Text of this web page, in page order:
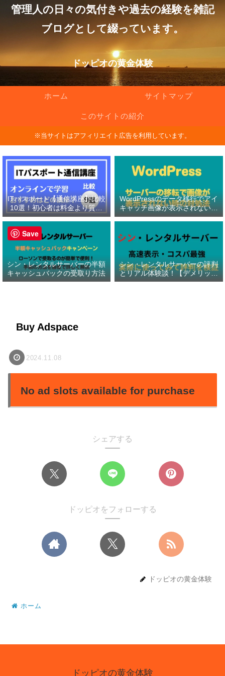
管理人の日々の気付きや過去の経験を雑記
ブログとして綴っています。
ドッピオの黄金体験
ホーム サイトマップ
このサイトの紹介
※当サイトはアフィリエイト広告を利用しています。
ITパスポート【通信講座】比較
10選！初心者は料金より質問
対応の有無を重視！
WordPressのデータ移行でアイ
キャッチ画像が表示されない原
因と対処法
シン・レンタルサーバーの半額
キャッシュバックの受取り方法
シン・レンタルサーバーの評判
とリアル体験談！【デメリット
暴露】
Buy Adspace
2024.11.08
No ad slots available for purchase
シェアする
ドッピオをフォローする
ドッピオの黄金体験
ホーム
ドッピオの黄金体験
Save